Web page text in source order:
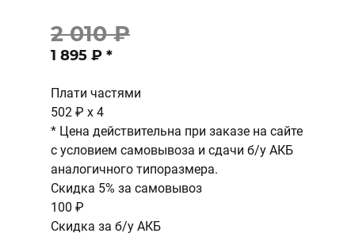
2 010 ₽
1 895 ₽ *
Плати частями
502 ₽ x 4
* Цена действительна при заказе на сайте
с условием самовывоза и сдачи б/у АКБ
аналогичного типоразмера.
Скидка 5% за самовывоз
100 ₽
Скидка за б/у АКБ